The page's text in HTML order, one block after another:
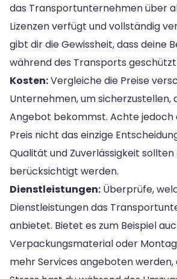
das Transportunternehmen über
Lizenzen verfügt und vollständig
gibt dir die Gewissheit, dass deine
während des Transports geschützt
Kosten:Vergleiche die Preise
Unternehmen, um sicherzustellen,
Angebot bekommst. Achte jedoch
Preis nicht das einzige
Qualität und Zuverlässigkeit
berücksichtigt werden.
Dienstleistungen: Überprüfe,
Dienstleistungen das
anbietet. Bietet es zum Beispiel
Verpackungsmaterial oder
mehr Services angeboten